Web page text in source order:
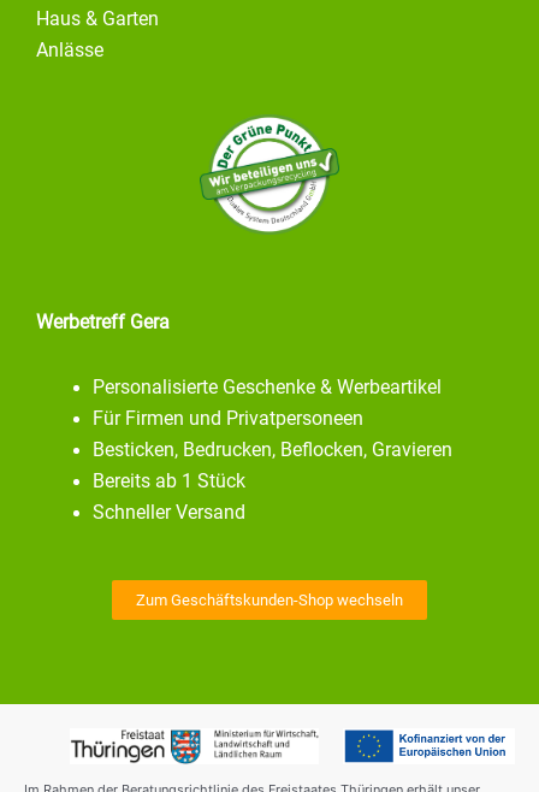
Haus & Garten
Anlässe
Werbetreff Gera
Personalisierte Geschenke & Werbeartikel
Für Firmen und Privatpersoneen
Besticken, Bedrucken, Beflocken, Gravieren
Bereits ab 1 Stück
Schneller Versand
Zum Geschäftskunden-Shop wechseln